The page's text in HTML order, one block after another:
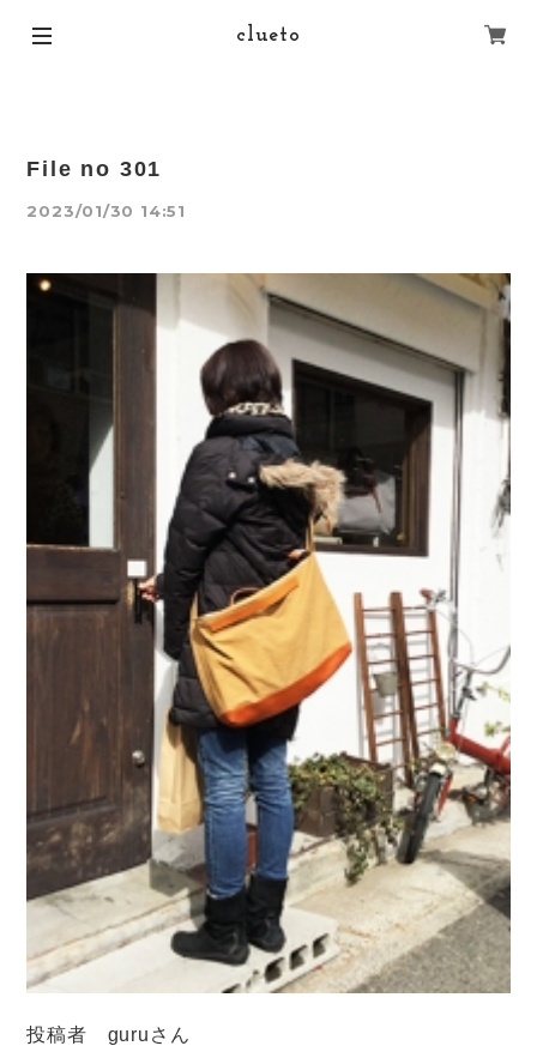
clueto
File no 301
2023/01/30 14:51
投稿者 guruさん